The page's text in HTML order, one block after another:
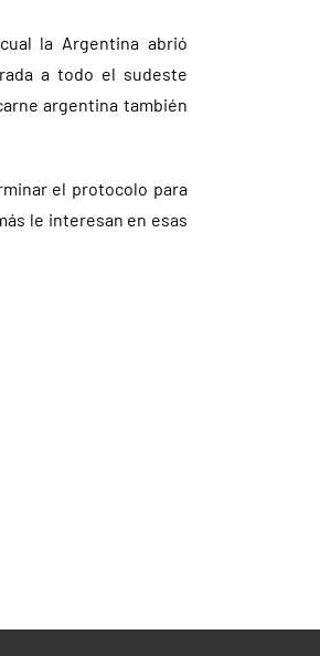
la Argentina abrió
a todo el sudeste
argentina también
el protocolo para
le interesan en esas